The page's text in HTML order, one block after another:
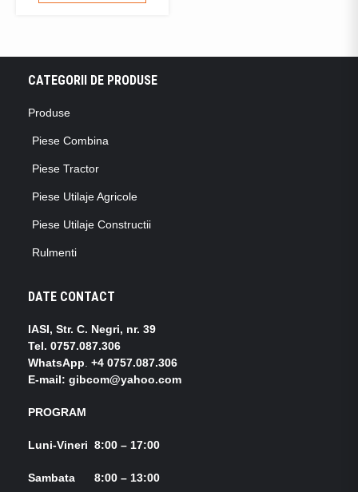
CATEGORII DE PRODUSE
Produse
Piese Combina
Piese Tractor
Piese Utilaje Agricole
Piese Utilaje Constructii
Rulmenti
DATE CONTACT
IASI, Str. C. Negri, nr. 39
Tel. 0757.087.306
WhatsApp +4 0757.087.306
E-mail: gibcom@yahoo.com
PROGRAM
Luni-Vineri 8:00 – 17:00
Sambata 8:00 – 13:00